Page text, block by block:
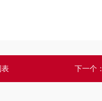
表 下一个：